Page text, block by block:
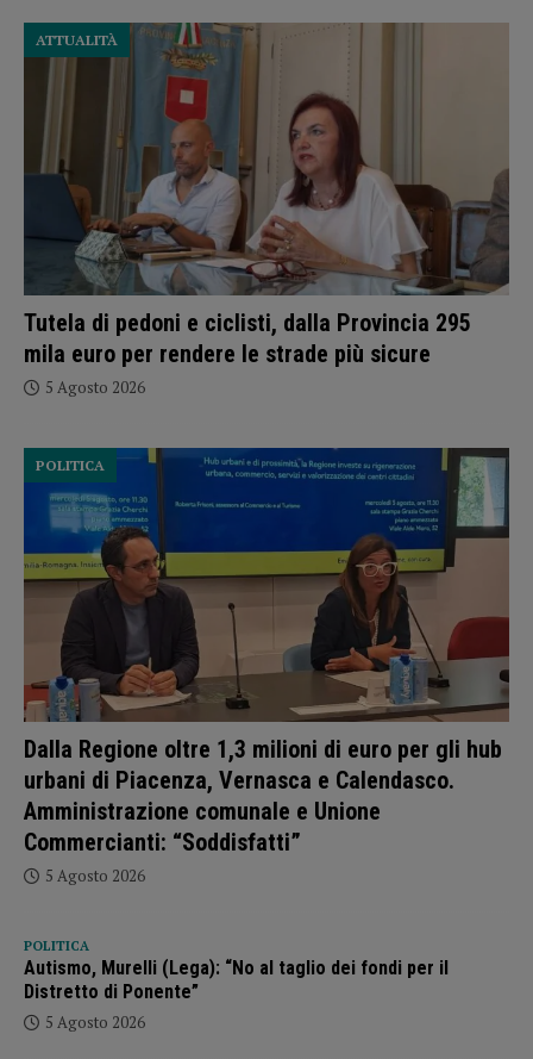
Tutela di pedoni e ciclisti, dalla Provincia 295
mila euro per rendere le strade più sicure
ATTUALITÀ
5 Agosto 2026
Dalla Regione oltre 1,3 milioni di euro per gli hub
urbani di Piacenza, Vernasca e Calendasco.
Amministrazione comunale e Unione
Commercianti: “Soddisfatti”
POLITICA
5 Agosto 2026
POLITICA
Autismo, Murelli (Lega): “No al taglio dei fondi per il
Distretto di Ponente”
5 Agosto 2026